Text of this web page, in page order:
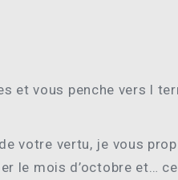
vous penche vers l
votre vertu, je vous
le mois d’octobre et…